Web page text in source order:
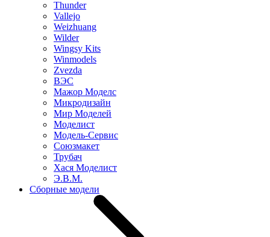
Thunder
Vallejo
Weizhuang
Wilder
Wingsy Kits
Winmodels
Zvezda
ВЭС
Мажор Моделс
Микродизайн
Мир Моделей
Моделист
Модель-Сервис
Союзмакет
Трубач
Хася Моделист
Э.В.М.
Сборные модели